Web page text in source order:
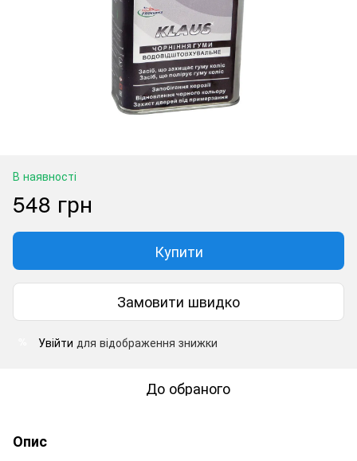
В наявності
548 грн
Купити
Замовити швидко
Увійти для відображення знижки
До обраного
Опис